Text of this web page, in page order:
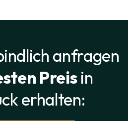
anfragen
Preisin
erhalten: